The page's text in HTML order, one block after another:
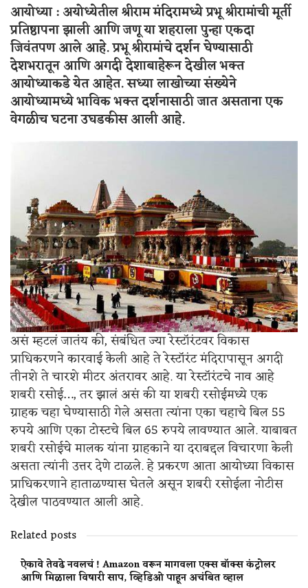
आयोध्या : अयोध्येतील श्रीराम मंदिरामध्ये प्रभू श्रीरामांची मूर्ती
प्रतिष्ठापना झाली आणि जणू या शहराला पुन्हा एकदा
जिवंतपण आले आहे. प्रभू श्रीरामांचे दर्शन घेण्यासाठी
देशभरातून आणि अगदी देशाबाहेरून देखील भक्त
आयोध्याकडे येत आहेत. सध्या लाखोच्या संख्येने
आयोध्यामध्ये भाविक भक्त दर्शनासाठी जात असताना एक
वेगळीच घटना उघडकीस आली आहे.
असं म्हटलं जातंय की, संबंधित ज्या रेस्टॉरंटवर विकास
प्राधिकरणने कारवाई केली आहे ते रेस्टॉरंट मंदिरापासून अगदी
तीनशे ते चारशे मीटर अंतरावर आहे. या रेस्टॉरंटचे नाव आहे
शबरी रसोई…, तर झालं असं की या शबरी रसोईमध्ये एक
ग्राहक चहा घेण्यासाठी गेले असता त्यांना एका चहाचे बिल 55
रुपये आणि एका टोस्टचे बिल 65 रुपये लावण्यात आले. याबाबत
शबरी रसोईचे मालक यांना ग्राहकाने या दराबद्दल विचारणा केली
असता त्यांनी उत्तर देणे टाळले. हे प्रकरण आता आयोध्या विकास
प्राधिकरणाने हाताळण्यास घेतले असून शबरी रसोईला नोटीस
देखील पाठवण्यात आली आहे.
Related posts
ऐकावे तेवढे नवलचं ! Amazon वरून मागवला एक्स बॉक्स कंट्रोलर
आणि मिळाला विषारी साप, व्हिडिओ पाहून अचंबित व्हाल